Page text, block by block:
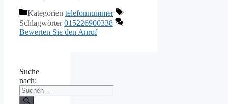
Kategorien telefonnummer
Schlagwörter015226900338
Bewerten Sie den Anruf
Suche
nach: